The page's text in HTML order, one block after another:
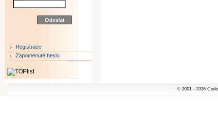
Registrace
Zapomenuté heslo
© 2001 - 2026